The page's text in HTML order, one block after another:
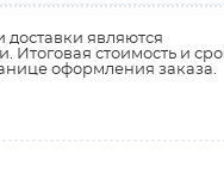
доставки являются
Итоговая стоимость и
оформления заказа.